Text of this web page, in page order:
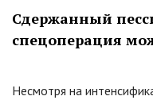
Сдержанный
спецоперация
Несмотря на